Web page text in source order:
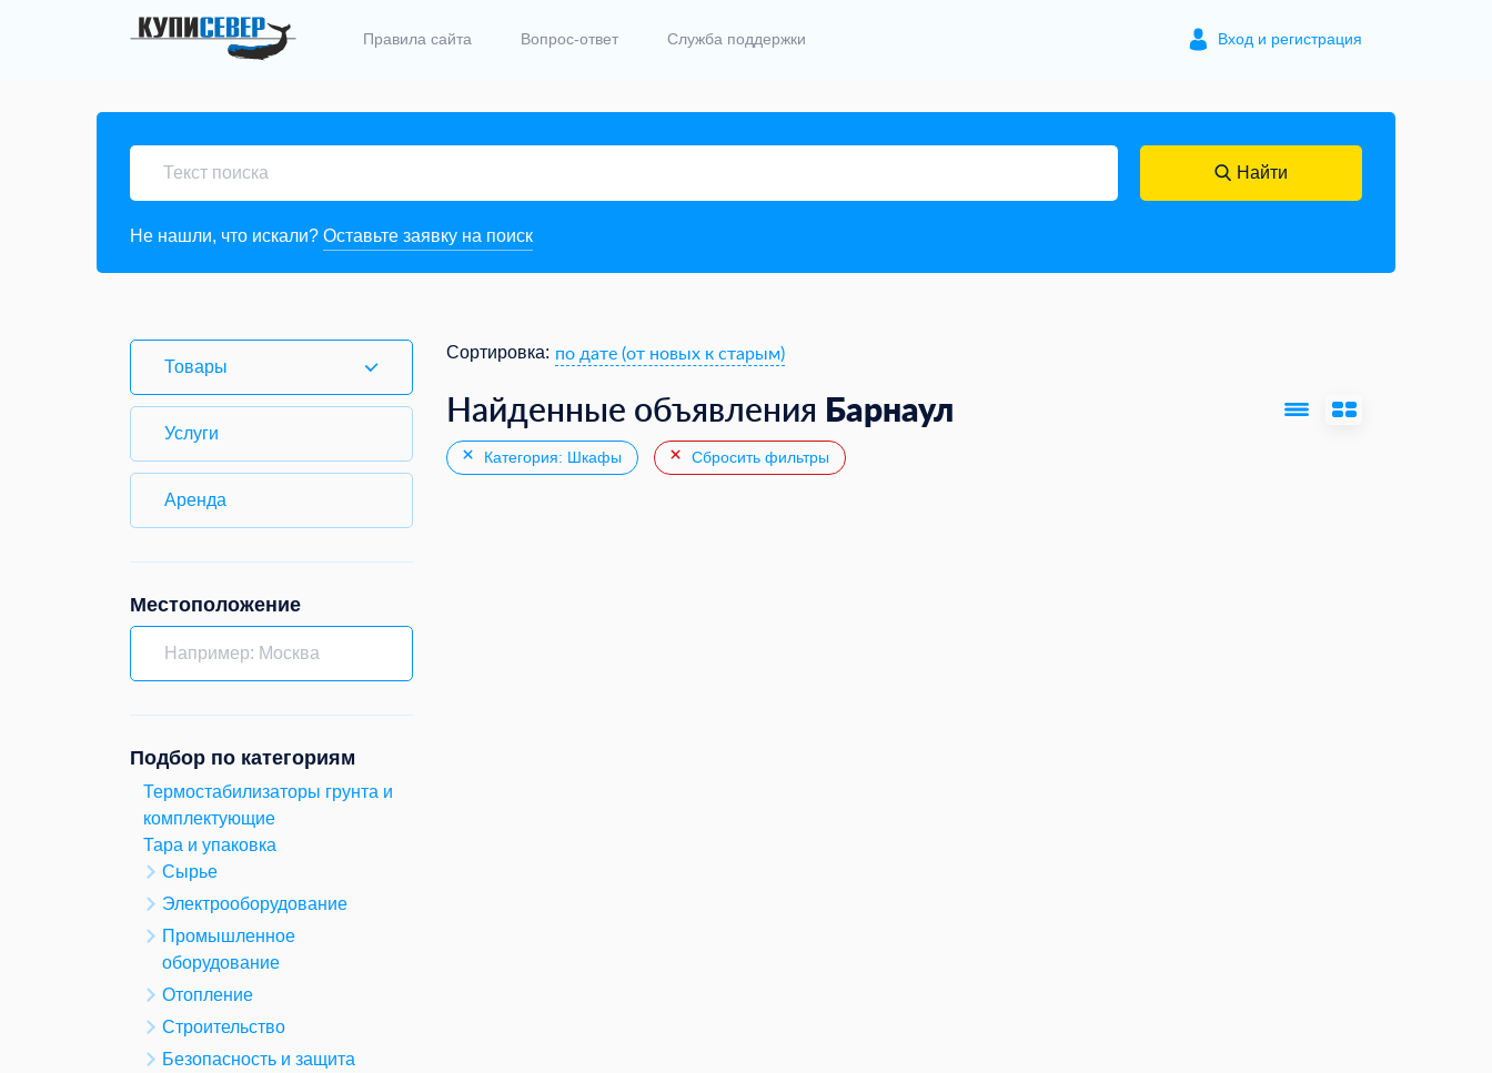
Правила сайта Вопрос-ответ Служба поддержки Вход и регистрация
Найти
Не нашли, что искали? Оставьте заявку на поиск
Товары
Услуги
Аренда
Местоположение
Подбор по категориям
Термостабилизаторы грунта и
комплектующие
Тара и упаковка
Сырье
Электрооборудование
Промышленное
оборудование
Отопление
Строительство
Безопасность и защита
Сортировка: по дате (от новых к старым)
Найденные объявления Барнаул
Категория: Шкафы Сбросить фильтры